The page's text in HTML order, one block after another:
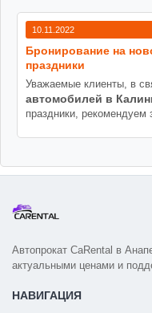
10.11.2022
Бронирование на
праздники
Уважаемые клиенты, в
автомобилей в
праздники, рекомендуем
Автопрокат CaRental в
актуальными ценами и
НАВИГАЦИЯ